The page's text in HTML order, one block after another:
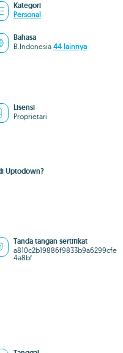
Kategori
Personal
Bahasa
B.Indonesia 44 lainnya
Lisensi
Proprietari
Uptodown?
Tanda tangan sertifikat
a810c2b19886f9833b9a6299cfe
4a8bf